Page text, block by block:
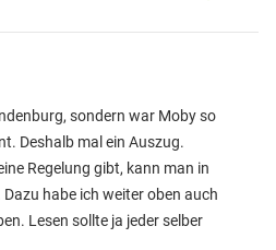
sondern war Moby so
Deshalb mal ein Auszug.
Regelung gibt, kann man in
habe ich weiter oben auch
Lesen sollte ja jeder selber